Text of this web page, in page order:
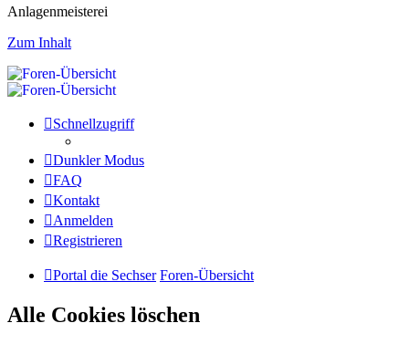
Anlagenmeisterei
Zum Inhalt
Schnellzugriff
Dunkler Modus
FAQ
Kontakt
Anmelden
Registrieren
Portal die Sechser Foren-Übersicht
Alle Cookies löschen